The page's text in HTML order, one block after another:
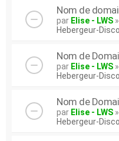
Nom de
par Elise - LWS
Hebergeur-
Nom de
par Elise - LWS
Hebergeur-
Nom de
par Elise - LWS
Hebergeur-